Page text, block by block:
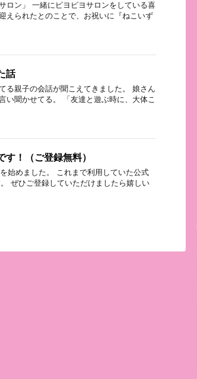
ロン」 一緒にピヨピヨサロンをしている喜
えられたとのことで、お祝いに『ねこいず
話
る親子の会話が聞こえてきました。 娘さん
い聞かせてる。 「友達と遊ぶ時に、大体こ
！（ご登録無料）
始めました。 これまで利用していた公式
ぜひご登録していただけましたら嬉しい